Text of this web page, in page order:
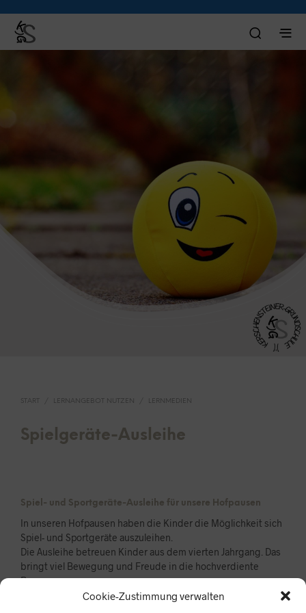
Cookie-Zustimmung verwalten
START LERNANGEBOT NUTZEN LERNMEDIEN
Spielgeräte-Ausleihe
Spiel- und Sportgeräte-Ausleihe für unsere Hofpausen
In unseren Hofpausen haben die Kinder die Möglichkeit sich
Spiel- und Sportgeräte auszuleihen.
Die Ausleihe betreuen Kinder aus dem vierten Jahrgang. Das
bringt viel Bewegung und Freude in die hochverdiente
Pause.